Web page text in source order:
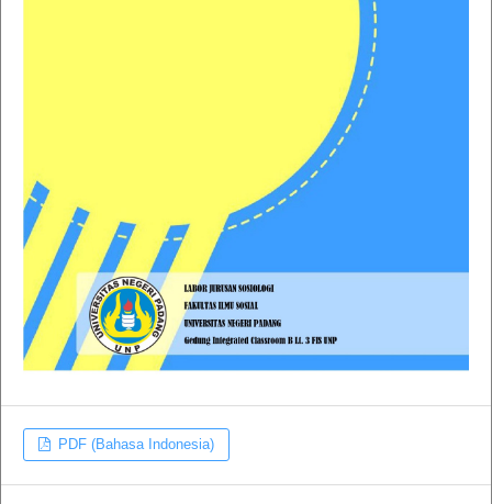
PDF (Bahasa Indonesia)